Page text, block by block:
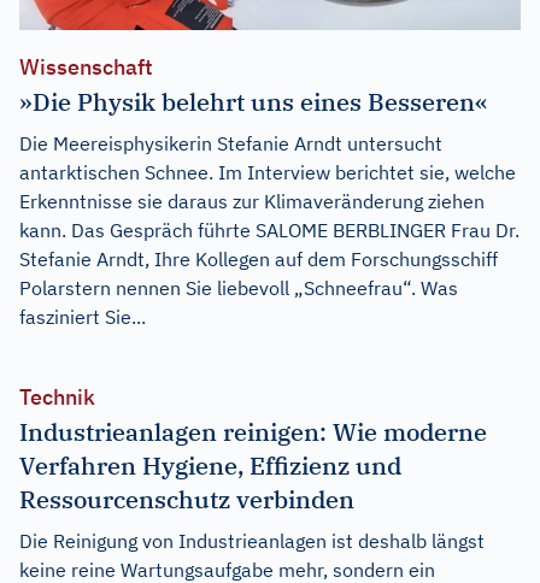
Wissenschaft
»Die Physik belehrt uns eines Besseren«
Die Meereisphysikerin Stefanie Arndt untersucht
antarktischen Schnee. Im Interview berichtet sie, welche
Erkenntnisse sie daraus zur Klimaveränderung ziehen
kann. Das Gespräch führte SALOME BERBLINGER Frau Dr.
Stefanie Arndt, Ihre Kollegen auf dem Forschungsschiff
Polarstern nennen Sie liebevoll „Schneefrau“. Was
fasziniert Sie...
Technik
Industrieanlagen reinigen: Wie moderne
Verfahren Hygiene, Effizienz und
Ressourcenschutz verbinden
Die Reinigung von Industrieanlagen ist deshalb längst
keine reine Wartungsaufgabe mehr, sondern ein